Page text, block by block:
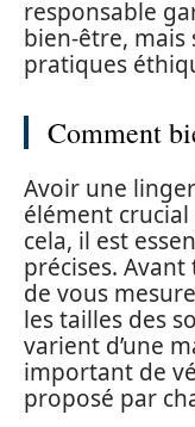
responsable
bien-être,
pratiques
Comment
Avoir une
élément crucial
cela, il est
précises.
de vous
les tailles des
varient d’une
important de
proposé par